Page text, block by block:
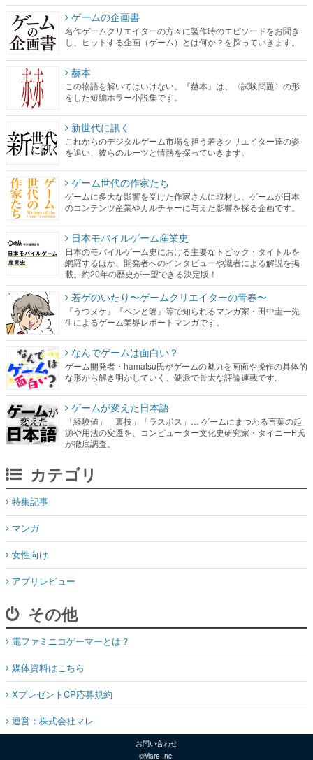
ゲームの企画書
名作ゲームクリエイターの方々に製作時のエピソードをお聞き
し、ヒットする企画（ゲーム）とは何か？を探っていきます。
赫本
この物語を解いてはいけない。『赫本』は、〈試験問題〉の形
をした短編ホラー小説集です。
新世代に訊く
これからのデジタルゲーム市場を担う若きクリエイター達の姿
を追い、彼らのルーツと情熱を探っていきます。
ゲーム世代の作家たち
ゲームに多大な影響を受けた作家さんに取材し、ゲームが日本
のコンテンツ産業やカルチャーに与えた影響を探る企画です。
日本モバイルゲーム産業史
日本のモバイルゲーム史における主要なトピック・タイトルを
網羅するほか、開発者へのインタビューや識者による解説を掲
載。約20年の歴史が一望できる決定版！
若ゲのいたり〜ゲームクリエイターの青春〜
『うつヌケ』『ペンと箸』等で知られるマンガ家・田中圭一先
生によるゲーム業界レポートマンガです。
なんでゲームは面白い？
ゲーム開発者・hamatsu氏がゲームの魅力を画面や操作の具体的
な形から解き明かしていく、硬派で骨太な評論連載です。
ゲームが変えた日本語
「経験値」「裏技」「ラスボス」… ゲームにまつわる言葉の起
源や用法の変遷を、コンピューター文化史研究家・タイニーP氏
が徹底調査。
カテゴリ
特集記事
マンガ
女性向け
アプリレビュー
その他
電ファミニコゲーマーとは？
媒体資料はこちら
XプレゼントCP応募規約
運営：株式会社マレ
お問い合わせ
©Mare Inc.